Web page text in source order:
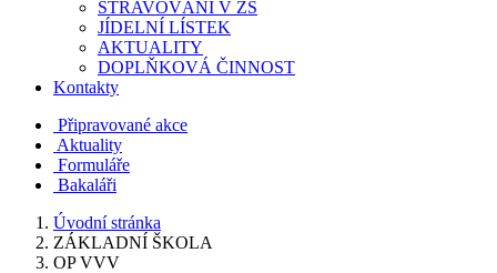
STRAVOVÁNÍ V ZŠ
JÍDELNÍ LÍSTEK
AKTUALITY
DOPLŇKOVÁ ČINNOST
Kontakty
Připravované akce
Aktuality
Formuláře
Bakaláři
Úvodní stránka
ZÁKLADNÍ ŠKOLA
OP VVV